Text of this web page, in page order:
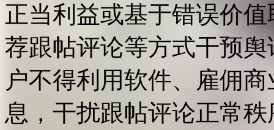
正当利益或基于错误价
荐跟帖评论等方式干预
户不得利用软件、雇佣
息，干扰跟帖评论正常